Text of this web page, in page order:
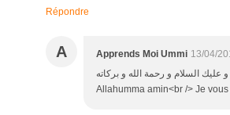
Répondre
A Apprends Moi Ummi 13/04/
و عليك السلام و رحمة الله و بركاته ma douce<br />
Allahumma amin<br /> Je